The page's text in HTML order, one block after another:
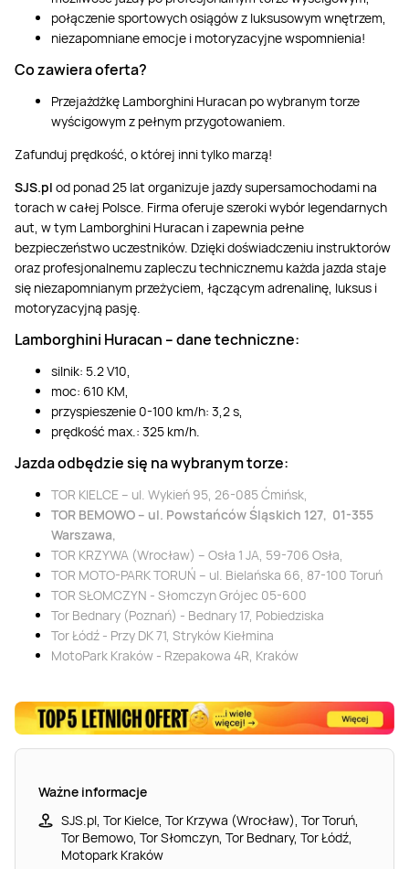
połączenie sportowych osiągów z luksusowym wnętrzem,
niezapomniane emocje i motoryzacyjne wspomnienia!
Co zawiera oferta?
Przejażdżkę Lamborghini Huracan po wybranym torze
wyścigowym z pełnym przygotowaniem.
Zafunduj prędkość, o której inni tylko marzą!
SJS.pl od ponad 25 lat organizuje jazdy supersamochodami na
torach w całej Polsce. Firma oferuje szeroki wybór legendarnych
aut, w tym Lamborghini Huracan i zapewnia pełne
bezpieczeństwo uczestników. Dzięki doświadczeniu instruktorów
oraz profesjonalnemu zapleczu technicznemu każda jazda staje
się niezapomnianym przeżyciem, łączącym adrenalinę, luksus i
motoryzacyjną pasję.
Lamborghini Huracan – dane techniczne:
silnik: 5.2 V10,
moc: 610 KM,
przyspieszenie 0-100 km/h: 3,2 s,
prędkość max.: 325 km/h.
Jazda odbędzie się na wybranym torze:
TOR KIELCE – ul. Wykień 95, 26-085 Ćmińsk
TOR BEMOWO – ul. Powstańców Śląskich 127, 01-355
Warszawa,
TOR KRZYWA (Wrocław) – Osła 1 JA, 59-706 Osła
TOR MOTO-PARK TORUŃ – ul. Bielańska 66, 87-100 Toruń
TOR SŁOMCZYN - Słomczyn Grójec 05-600
Tor Bednary (Poznań) - Bednary 17, Pobiedziska
Tor Łódź - Przy DK 71, Stryków Kiełmina
MotoPark Kraków - Rzepakowa 4R, Kraków
Ważne informacje
SJS.pl, Tor Kielce, Tor Krzywa (Wrocław), Tor Toruń,
Tor Bemowo, Tor Słomczyn, Tor Bednary, Tor Łódź,
Motopark Kraków